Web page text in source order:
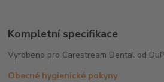
Kompletní specifikace
Vyrobeno pro Carestream Dental od
Obecné hygienické pokyny